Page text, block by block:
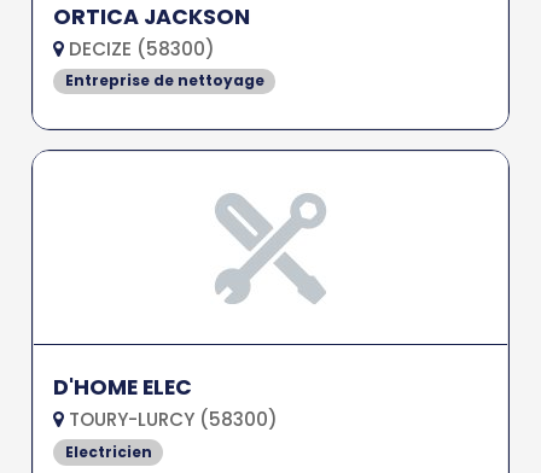
ORTICA JACKSON
DECIZE (58300)
Entreprise de nettoyage
D'HOME ELEC
TOURY-LURCY (58300)
Electricien